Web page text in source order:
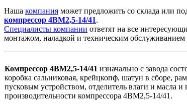
Наша компания может предложить со склада или
компрессор 4ВМ2,5-14/41.
Специалисты компании ответят на все
монтажом, наладкой и техническим обслуживанием
Компрессор 4ВМ2,5-14/41 изначально с завода
коробка сальниковая, крейцкопф, шатун в сборе,
пусковым устройством, отделитель влаги и масла
производительности компрессора 4ВМ2,5-14/41.